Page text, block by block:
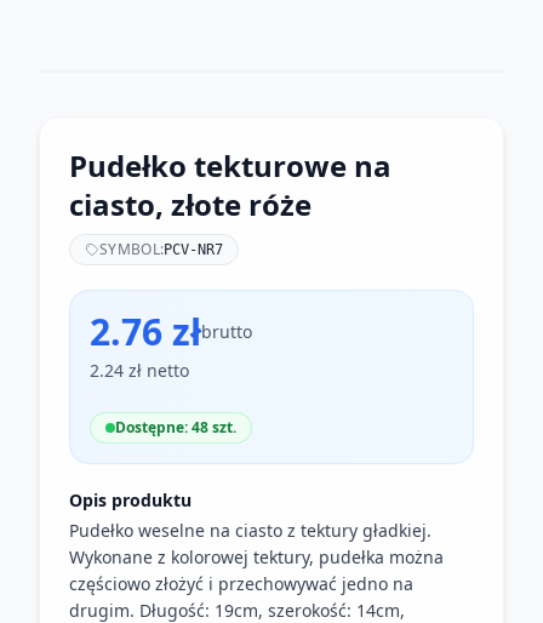
Pudełko tekturowe na
ciasto, złote róże
SYMBOL:PCV-NR7
2.76 złbrutto
2.24 zł netto
Dostępne: 48 szt.
Opis produktu
Pudełko weselne na ciasto z tektury gładkiej.
Wykonane z kolorowej tektury, pudełka można
częściowo złożyć i przechowywać jedno na
drugim. Długość: 19cm, szerokość: 14cm,